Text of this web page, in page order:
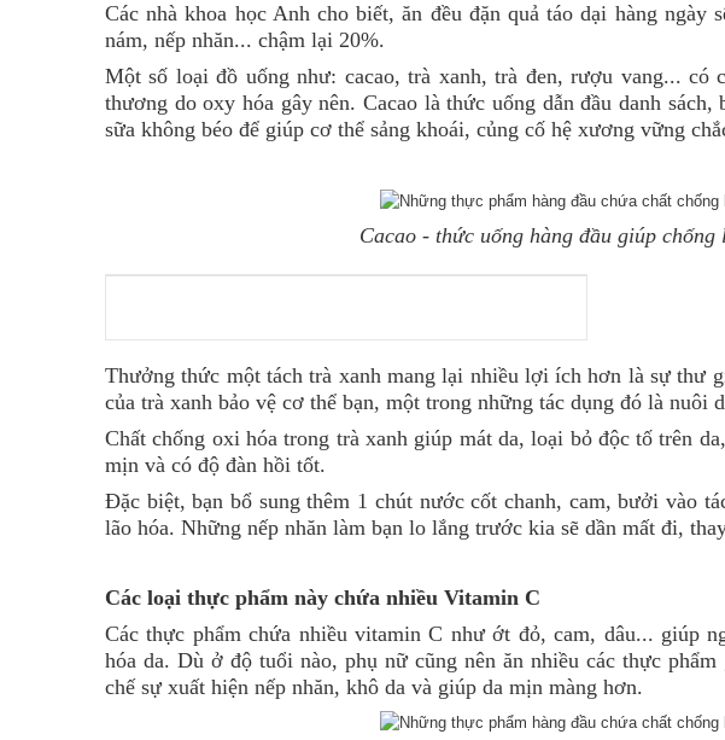
Các nhà khoa học Anh cho biết, ăn đều đặn quả táo dại hàng ngày
nám, nếp nhăn... chậm lại 20%.
Một số loại đồ uống như: cacao, trà xanh, trà đen, rượu vang... có
thương do oxy hóa gây nên. Cacao là thức uống dẫn đầu danh
sữa không béo để giúp cơ thể sảng khoái, củng cố hệ xương vững
Cacao - thức uống hàng đầu giúp chống
Thưởng thức một tách trà xanh mang lại nhiều lợi ích hơn là sự thư
của trà xanh bảo vệ cơ thể bạn, một trong những tác dụng đó là nuôi
Chất chống oxi hóa trong trà xanh giúp mát da, loại bỏ độc tố trên
mịn và có độ đàn hồi tốt.
Đặc biệt, bạn bổ sung thêm 1 chút nước cốt chanh, cam, bưởi vào
lão hóa. Những nếp nhăn làm bạn lo lắng trước kia sẽ dần mất đi,
Các loại thực phẩm này chứa nhiều Vitamin C
Các thực phẩm chứa nhiều vitamin C như ớt đỏ, cam, dâu... giúp
hóa da. Dù ở độ tuổi nào, phụ nữ cũng nên ăn nhiều các thực
chế sự xuất hiện nếp nhăn, khô da và giúp da mịn màng hơn.